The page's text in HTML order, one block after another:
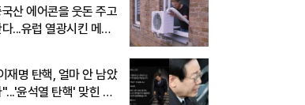
산 에어콘을 웃돈 주고
...유럽 열광시킨 메이
재명 탄핵, 얼마 안 남았
"...'윤석열 탄핵' 맞힌 무